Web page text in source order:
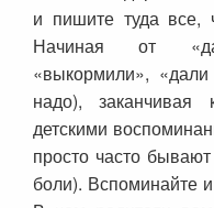
и пишите туда все,
Начиная от
«выкормили»,
надо), заканчивая
детскими
просто часто
боли). Вспоминайте